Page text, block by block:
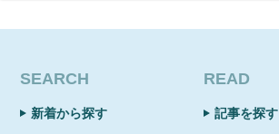
SEARCH
新着から探す
READ
記事を探す